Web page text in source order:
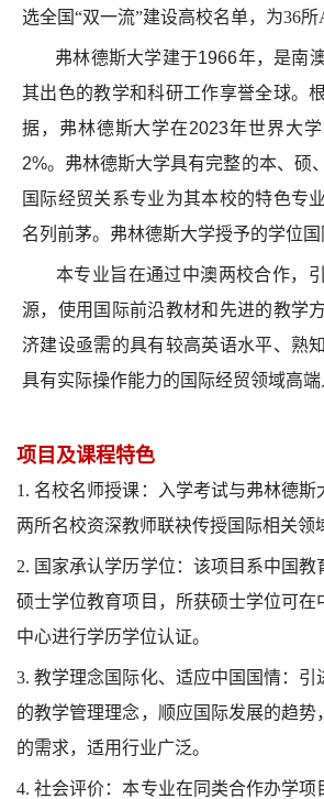
选全国“双一流”建设高校名单，为36所
弗林德斯大学建于1966年，是南
其出色的教学和科研工作享誉全球。
据，弗林德斯大学在2023年世界大
2%。弗林德斯大学具有完整的本、硕
国际经贸关系专业为其本校的特色专
名列前茅。 弗林德斯大学授予的学位国
本专业旨在通过中澳两校合作，引
源，使用国际前沿教材和先进的教学
济建设亟需的具有较高英语水平、熟
具有实际操作能力的国际经贸领域高端
项目及课程特色
1. 名校名师授课：
入学考试与弗林德斯
两所名校资深教师联袂传授国际相关领
2. 国家承认学历学位：该项目系中国
硕士学位教育项目，所获硕士学位可在
中心进行学历学位认证。
3. 教学理念国际化、适应中国国情：引
的教学管理理念，顺应国际发展的趋势
的需求，适用行业广泛。
4. 社会评价：本专业在同类合作办学项